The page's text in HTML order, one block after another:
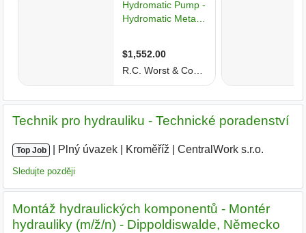
Technik pro hydrauliku - Technické poradenství
Top Job Plný úvazek Kroměříž CentralWork s.r.o.
Sledujte později
Montáž hydraulických komponentů - Montér
hydrauliky (m/ž/n) - Dippoldiswalde, Německo